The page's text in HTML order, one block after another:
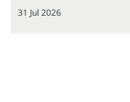
31 Jul 2026